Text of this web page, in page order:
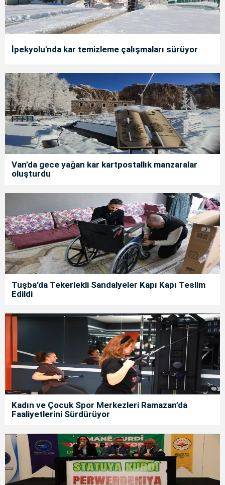
İpekyolu'nda kar temizleme çalışmaları sürüyor
Van’da gece yağan kar kartpostallık manzaralar
oluşturdu
Tuşba’da Tekerlekli Sandalyeler Kapı Kapı Teslim
Edildi
Kadın ve Çocuk Spor Merkezleri Ramazan’da
Faaliyetlerini Sürdürüyor